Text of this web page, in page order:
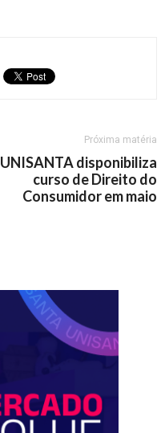
Próxima matéria
UNISANTA disponibiliza
curso de Direito do
Consumidor em maio